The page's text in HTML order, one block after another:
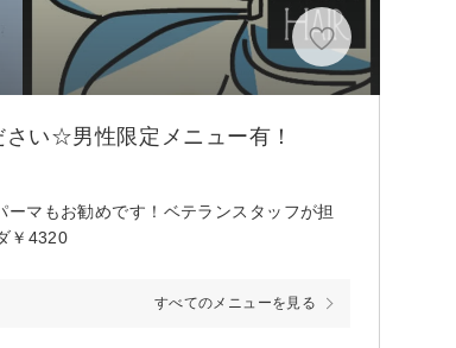
い☆男性限定メニュー有！
マもお勧めです！ベテランスタッフが担
￥4320
すべてのメニューを見る